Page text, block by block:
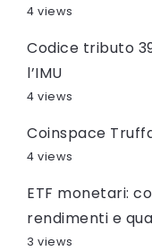
4 views
Codice tributo
l’IMU
4 views
Coinspace
4 views
ETF monetari:
rendimenti e
3 views